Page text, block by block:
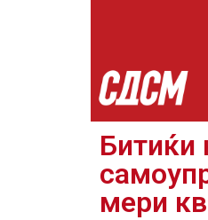
Битиќи
мери